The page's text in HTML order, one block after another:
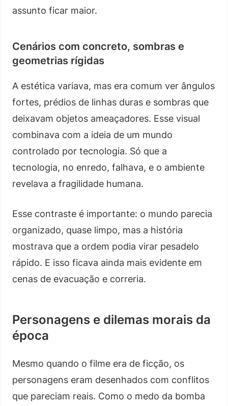
assunto ficar maior.
Cenários com concreto, sombras e
geometrias rígidas
A estética variava, mas era comum ver ângulos
fortes, prédios de linhas duras e sombras que
deixavam objetos ameaçadores. Esse visual
combinava com a ideia de um mundo
controlado por tecnologia. Só que a
tecnologia, no enredo, falhava, e o ambiente
revelava a fragilidade humana.
Esse contraste é importante: o mundo parecia
organizado, quase limpo, mas a história
mostrava que a ordem podia virar pesadelo
rápido. E isso ficava ainda mais evidente em
cenas de evacuação e correria.
Personagens e dilemas morais da
época
Mesmo quando o filme era de ficção, os
personagens eram desenhados com conflitos
que pareciam reais. Como o medo da bomba